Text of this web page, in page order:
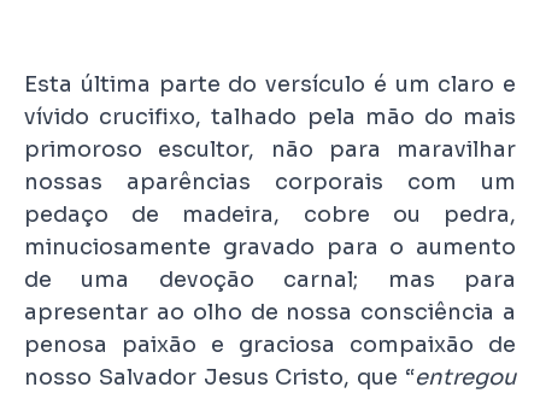
Esta última parte do versículo é um claro e
vívido crucifixo, talhado pela mão do mais
primoroso escultor, não para maravilhar
nossas aparências corporais com um
pedaço de madeira, cobre ou pedra,
minuciosamente gravado para o aumento
de uma devoção carnal; mas para
apresentar ao olho de nossa consciência a
penosa paixão e graciosa compaixão de
nosso Salvador Jesus Cristo, que “entregou